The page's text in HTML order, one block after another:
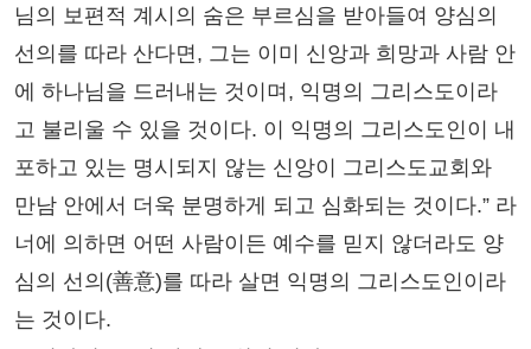
님의 보편적 계시의 숨은 부르심을 받아들여 양심의
선의를 따라 산다면, 그는 이미 신앙과 희망과 사람 안
에 하나님을 드러내는 것이며, 익명의 그리스도이라
고 불리울 수 있을 것이다. 이 익명의 그리스도인이 내
포하고 있는 명시되지 않는 신앙이 그리스도교회와
만남 안에서 더욱 분명하게 되고 심화되는 것이다.” 라
너에 의하면 어떤 사람이든 예수를 믿지 않더라도 양
심의 선의(善意)를 따라 살면 익명의 그리스도인이라
는 것이다.